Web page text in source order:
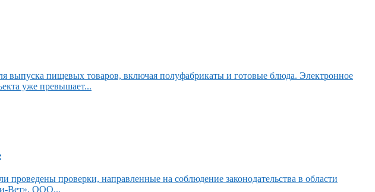
выпуска пищевых товаров, включая полуфабрикаты и готовые блюда. Электронное
уже превышает...
проверки, направленные на соблюдение законодательства в области
Вет», ООО...